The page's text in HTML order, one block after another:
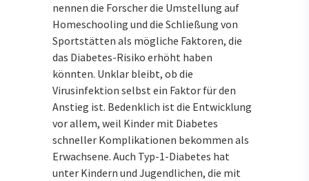
nennen die Forscher die Umstellung auf
Homeschooling und die Schließung von
Sportstätten als mögliche Faktoren, die
das Diabetes-Risiko erhöht haben
könnten. Unklar bleibt, ob die
Virusinfektion selbst ein Faktor für den
Anstieg ist. Bedenklich ist die Entwicklung
vor allem, weil Kinder mit Diabetes
schneller Komplikationen bekommen als
Erwachsene. Auch Typ-1-Diabetes hat
unter Kindern und Jugendlichen, die mit